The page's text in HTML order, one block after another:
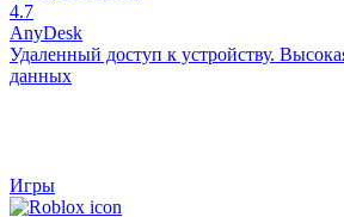
4.7
AnyDesk
Удаленный доступ к устройству.
данных
Игры